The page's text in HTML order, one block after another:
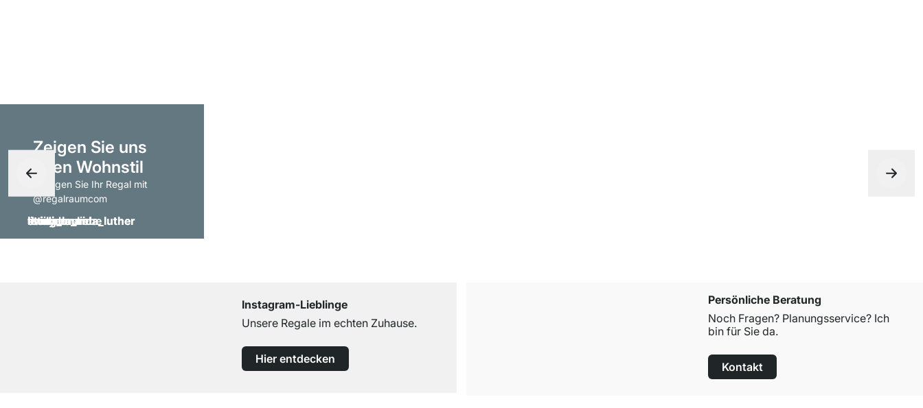
Zeigen Sie uns
Ihren Wohnstil
- taggen Sie Ihr Regal mit
@regalraumcom
Instagram-Lieblinge
Unsere Regale im echten Zuhause.
Hier entdecken
Persönliche Beratung
Noch Fragen? Planungsservice? Ich
bin für Sie da.
Kontakt